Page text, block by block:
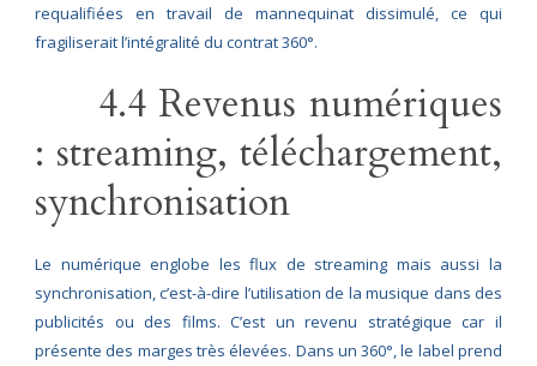
requalifiées en travail de mannequinat dissimulé, ce qui
fragiliserait l’intégralité du contrat 360°.
4.4 Revenus numériques
: streaming, téléchargement,
synchronisation
Le numérique englobe les flux de streaming mais aussi la
synchronisation, c’est-à-dire l’utilisation de la musique dans des
publicités ou des films. C’est un revenu stratégique car il
présente des marges très élevées. Dans un 360°, le label prend